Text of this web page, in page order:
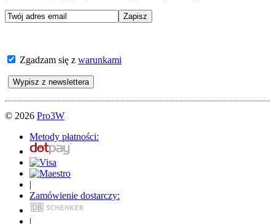
Zgadzam się z warunkami
© 2026 Pro3W
Metody płatności:
|
Zamówienie dostarczy:
|